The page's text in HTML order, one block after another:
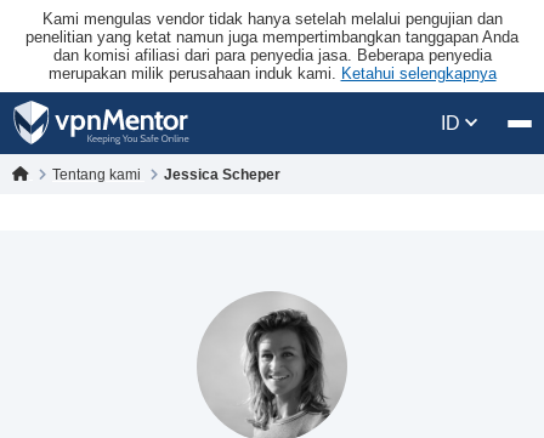
Kami mengulas vendor tidak hanya setelah melalui pengujian dan
penelitian yang ketat namun juga mempertimbangkan tanggapan Anda
dan komisi afiliasi dari para penyedia jasa. Beberapa penyedia
merupakan milik perusahaan induk kami. Ketahui selengkapnya
ID
Tentang kami Jessica Scheper